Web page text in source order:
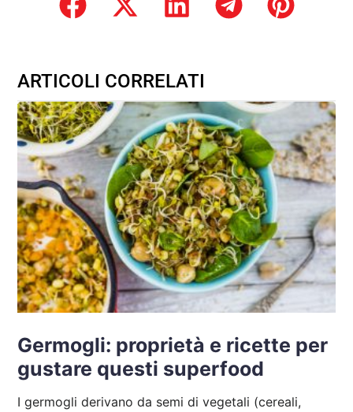
ARTICOLI CORRELATI
Germogli: proprietà e ricette per
gustare questi superfood
I germogli derivano da semi di vegetali (cereali,